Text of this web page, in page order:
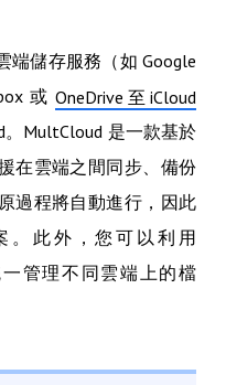
端儲存服務（如 Google
或OneDrive 至 iCloud
MultCloud 是一款基於
在雲端之間同步、備份
過程將自動進行，因此
。此外，您可以利用
管理不同雲端上的檔